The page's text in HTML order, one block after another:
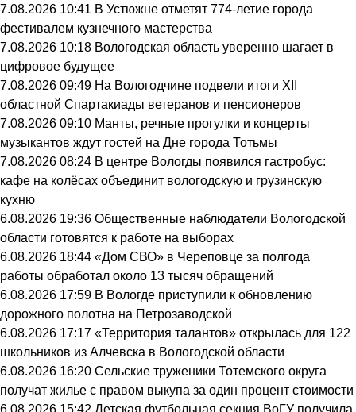
7.08.2026 10:41 В Устюжне отметят 774-летие города
фестивалем кузнечного мастерства
7.08.2026 10:18 Вологодская область уверенно шагает в
цифровое будущее
7.08.2026 09:49 На Вологодчине подвели итоги XII
областной Спартакиады ветеранов и пенсионеров
7.08.2026 09:10 Манты, речные прогулки и концерты
музыкантов ждут гостей на Дне города Тотьмы
7.08.2026 08:24 В центре Вологды появился гастробус:
кафе на колёсах объединит вологодскую и грузинскую
кухню
6.08.2026 19:36 Общественные наблюдатели Вологодской
области готовятся к работе на выборах
6.08.2026 18:44 «Дом СВО» в Череповце за полгода
работы обработал около 13 тысяч обращений
6.08.2026 17:59 В Вологде приступили к обновлению
дорожного полотна на Петрозаводской
6.08.2026 17:17 «Территория талантов» открылась для 122
школьников из Алчевска в Вологодской области
6.08.2026 16:20 Сельские труженики Тотемского округа
получат жилье с правом выкупа за один процент стоимости
6.08.2026 15:42 Детская футбольная секция ВоГУ получила